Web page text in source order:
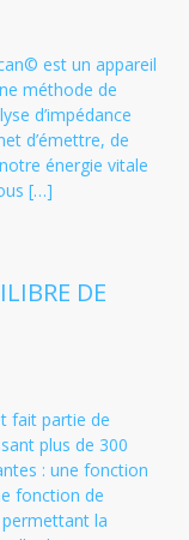
est un appareil
méthode de
d’impédance
d’émettre, de
énergie vitale
[…]
DE
fait partie de
plus de 300
: une fonction
fonction de
permettant la